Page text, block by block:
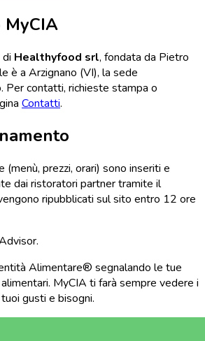
MyCIA
Healthyfood srl, fondata da Pietro
è a Arzignano (VI), la sede
Per contatti, richieste stampa o
Contatti.
(menù, prezzi, orari) sono inseriti e
dai ristoratori partner tramite il
ripubblicati sul sito entro 12 ore
Alimentare® segnalando le tue
MyCIA ti farà sempre vedere i
gusti e bisogni.